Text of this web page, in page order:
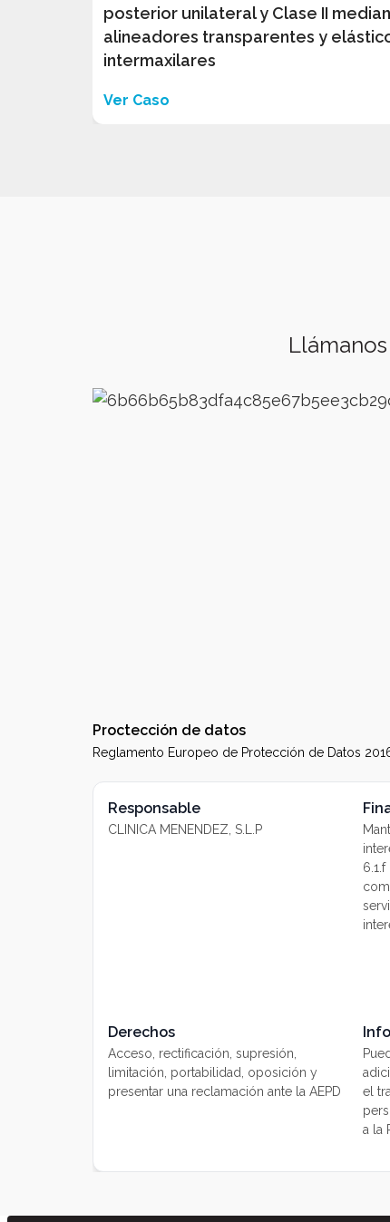
posterior unilateral y Clase II
alineadores transparentes y
intermaxilares
Ver Caso
Proctección de datos
Reglamento Europeo de Protección de Datos
Responsable
CLINICA MENENDEZ, S.L.P
Derechos
Acceso, rectificación, supresión,
limitación, portabilidad, oposición y
presentar una reclamación ante la AEPD
el
a la